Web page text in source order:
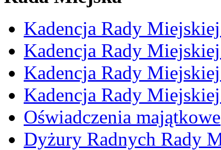
Kadencja Rady
Kadencja Rady
Kadencja Rady
Kadencja Rady
Oświadczenia majątkowe
Dyżury Radnych Rady